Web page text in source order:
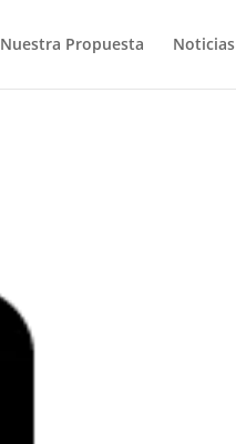
Nuestra Propuesta Noticias